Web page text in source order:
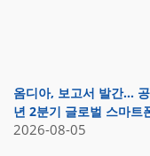
옴디아, 보고서 발간…
년 2분기 글로벌 스마트
2026-08-05